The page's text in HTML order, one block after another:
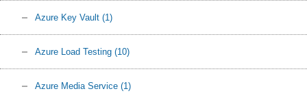
Azure Key Vault (1)
Azure Load Testing (10)
Azure Media Service (1)